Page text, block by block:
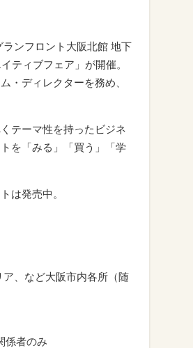
ンフロント大阪北館 地下
ティブフェア」が開催。
・ディレクターを務め、
テーマ性を持ったビジネ
を「みる」「買う」「学
は発売中。
、など大阪市内各所（随
係者のみ